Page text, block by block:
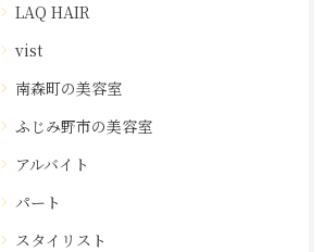
LAQ HAIR
vist
南森町の美容室
ふじみ野市の美容室
アルバイト
パート
スタイリスト